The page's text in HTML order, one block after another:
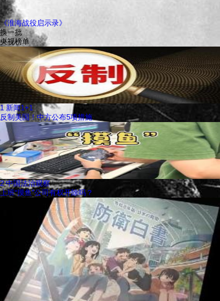
《淮海战役启示录》
换一批
央视榜单
1 新闻1+1
反制美国！中方公布5项措施
2 中国法治观察
上班“摸鱼”公司有权开除吗？